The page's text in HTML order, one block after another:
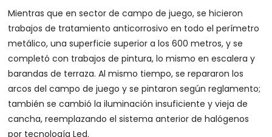
Mientras que en sector de campo de juego, se hicieron
trabajos de tratamiento anticorrosivo en todo el perímetro
metálico, una superficie superior a los 600 metros, y se
completó con trabajos de pintura, lo mismo en escalera y
barandas de terraza. Al mismo tiempo, se repararon los
arcos del campo de juego y se pintaron según reglamento;
también se cambió la iluminación insuficiente y vieja de
cancha, reemplazando el sistema anterior de halógenos
por tecnología Led.